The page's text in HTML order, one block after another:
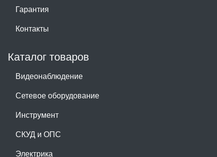
Гарантия
Контакты
Каталог товаров
Видеонаблюдение
Сетевое оборудование
Инструмент
СКУД и ОПС
Электрика